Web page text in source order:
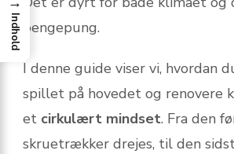
pengepung.
I denne guide viser vi, hvordan
spillet på hovedet og renovere
et cirkulært mindset. Fra den
skruetrækker drejes, til den
Indhold